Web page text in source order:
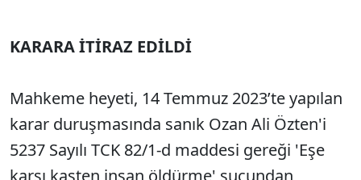
KARARA İTİRAZ EDİLDİ
Mahkeme heyeti, 14 Temmuz 2023’te yapılan
karar duruşmasında sanık Ozan Ali Özten'i
5237 Sayılı TCK 82/1-d maddesi gereği 'Eşe
karşı kasten insan öldürme' suçundan